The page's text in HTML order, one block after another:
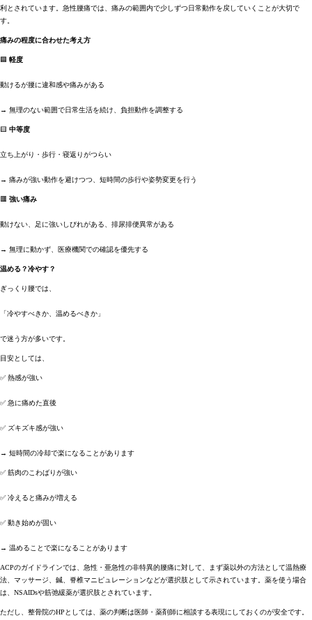
利とされています。急性腰痛では、痛みの範囲内で少しずつ日常動作を戻していくことが大切で
す。
痛みの程度に合わせた考え方
🟦 軽度
動けるが腰に違和感や痛みがある
→ 無理のない範囲で日常生活を続け、負担動作を調整する
🟨 中等度
立ち上がり・歩行・寝返りがつらい
→ 痛みが強い動作を避けつつ、短時間の歩行や姿勢変更を行う
🟥 強い痛み
動けない、足に強いしびれがある、排尿排便異常がある
→ 無理に動かず、医療機関での確認を優先する
温める？冷やす？
ぎっくり腰では、
「冷やすべきか、温めるべきか」
で迷う方が多いです。
目安としては、
✅ 熱感が強い
✅ 急に痛めた直後
✅ ズキズキ感が強い
→ 短時間の冷却で楽になることがあります
✅ 筋肉のこわばりが強い
✅ 冷えると痛みが増える
✅ 動き始めが固い
→ 温めることで楽になることがあります
ACPのガイドラインでは、急性・亜急性の非特異的腰痛に対して、まず薬以外の方法として温熱療
法、マッサージ、鍼、脊椎マニピュレーションなどが選択肢として示されています。薬を使う場合
は、NSAIDsや筋弛緩薬が選択肢とされています。
ただし、整骨院のHPとしては、薬の判断は医師・薬剤師に相談する表現にしておくのが安全です。